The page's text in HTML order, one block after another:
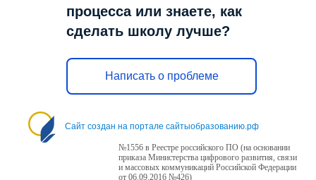
процесса или знаете, как
сделать школу лучше?
Написать о проблеме
Сайт создан на портале сайтыобразованию.рф
№1556 в Реестре российского ПО (на основании
приказа Министерства цифрового развития, связи
и массовых коммуникаций Российской Федерации
от 06.09.2016 №426)